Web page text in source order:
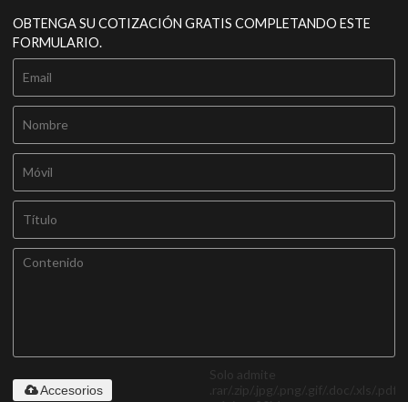
OBTENGA SU COTIZACIÓN GRATIS COMPLETANDO ESTE
FORMULARIO.
Solo admite
.rar/.zip/.jpg/.png/.gif/.doc/.xls/.pdf,
Accesorios